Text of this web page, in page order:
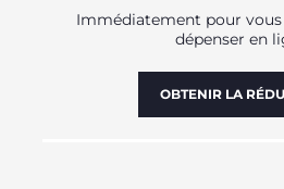
Immédiatement pour vous
dépenser en
OBTENIR LA